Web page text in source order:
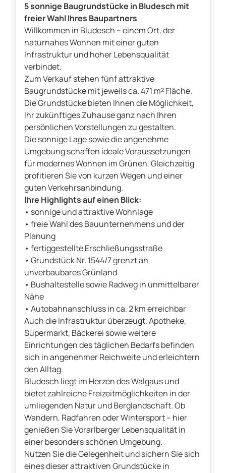
5 sonnige Baugrundstücke in Bludesch mit
freier Wahl Ihres Baupartners
Willkommen in Bludesch – einem Ort, der
naturnahes Wohnen mit einer guten
Infrastruktur und hoher Lebensqualität
verbindet.
Zum Verkauf stehen fünf attraktive
Baugrundstücke mit jeweils ca. 471 m² Fläche.
Die Grundstücke bieten Ihnen die Möglichkeit,
Ihr zukünftiges Zuhause ganz nach Ihren
persönlichen Vorstellungen zu gestalten.
Die sonnige Lage sowie die angenehme
Umgebung schaffen ideale Voraussetzungen
für modernes Wohnen im Grünen. Gleichzeitig
profitieren Sie von kurzen Wegen und einer
guten Verkehrsanbindung.
Ihre Highlights auf einen Blick:
• sonnige und attraktive Wohnlage
• freie Wahl des Bauunternehmens und der
Planung
• fertiggestellte Erschließungsstraße
• Grundstück Nr. 1544/7 grenzt an
unverbaubares Grünland
• Bushaltestelle sowie Radweg in unmittelbarer
Nähe
• Autobahnanschluss in ca. 2 km erreichbar
Auch die Infrastruktur überzeugt. Apotheke,
Supermarkt, Bäckerei sowie weitere
Einrichtungen des täglichen Bedarfs befinden
sich in angenehmer Reichweite und erleichtern
den Alltag.
Bludesch liegt im Herzen des Walgaus und
bietet zahlreiche Freizeitmöglichkeiten in der
umliegenden Natur und Berglandschaft. Ob
Wandern, Radfahren oder Wintersport – hier
genießen Sie Vorarlberger Lebensqualität in
einer besonders schönen Umgebung.
Nutzen Sie die Gelegenheit und sichern Sie sich
eines dieser attraktiven Grundstücke in